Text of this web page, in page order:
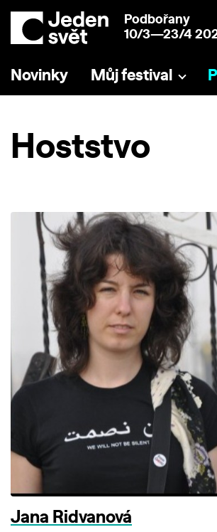
Podbořany
10/3—23/4
Novinky Můj festival
Hoststvo
Jana Ridvanová